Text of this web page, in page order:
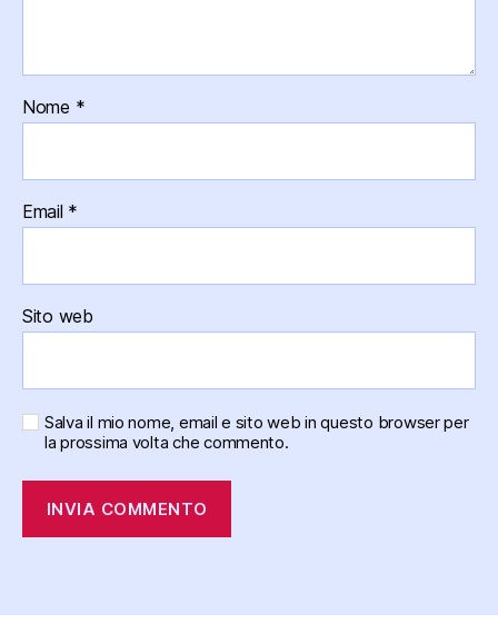
Nome *
Email *
Sito web
Salva il mio nome, email e sito web in questo browser per
la prossima volta che commento.